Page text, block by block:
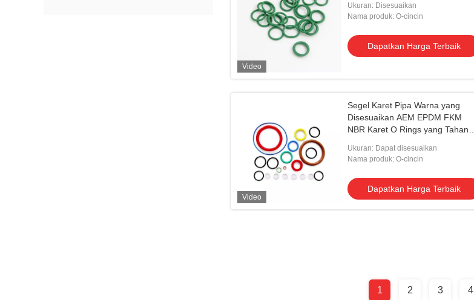
Video
Ukuran: Disesuaikan
Nama produk: O-cincin
Dapatkan Harga Terbaik
Video
Segel Karet Pipa Warna yang
Disesuaikan AEM EPDM FKM
NBR Karet O Rings yang Tahan
Ukuran: Dapat disesuaikan
Nama produk: O-cincin
Dapatkan Harga Terbaik
1 2 3 4